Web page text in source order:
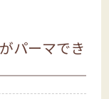
パーマでき